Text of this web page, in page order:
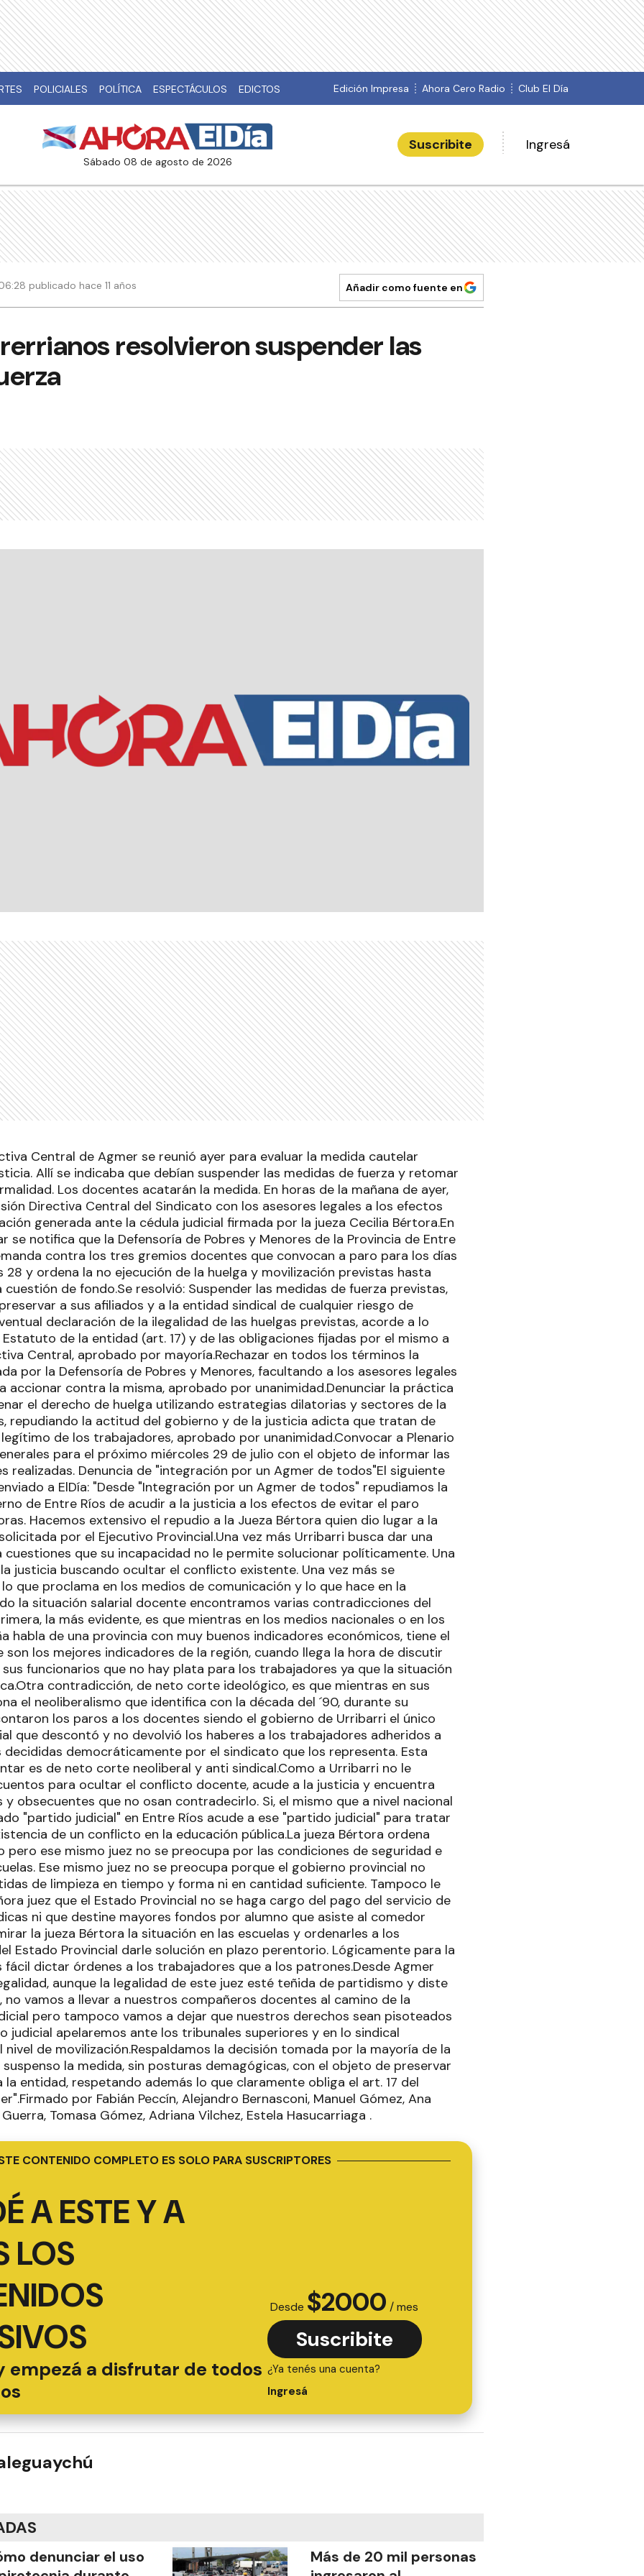
POLICIALES POLÍTICA ESPECTÁCULOS EDICTOS Edición Impresa Ahora Cero Radio Club El Día
sábado 08 de agosto de 2026
Suscribite Ingresá
publicado hace 11 años Añadir como fuente en
resolvieron suspender las
Central de Agmer se reunió ayer para evaluar la medida cautelar
Allí se indicaba que debían suspender las medidas de fuerza y retomar
Los docentes acatarán la medida. En horas de la mañana de ayer,
Directiva Central del Sindicato con los asesores legales a los efectos
generada ante la cédula judicial firmada por la jueza Cecilia Bértora.En
se notifica que la Defensoría de Pobres y Menores de la Provincia de Entre
contra los tres gremios docentes que convocan a paro para los días
28 y ordena la no ejecución de la huelga y movilización previstas hasta
de fondo.Se resolvió: Suspender las medidas de fuerza previstas,
a sus afiliados y a la entidad sindical de cualquier riesgo de
declaración de la ilegalidad de las huelgas previstas, acorde a lo
de la entidad (art. 17) y de las obligaciones fijadas por el mismo a
Central, aprobado por mayoría.Rechazar en todos los términos la
por la Defensoría de Pobres y Menores, facultando a los asesores legales
accionar contra la misma, aprobado por unanimidad.Denunciar la práctica
el derecho de huelga utilizando estrategias dilatorias y sectores de la
repudiando la actitud del gobierno y de la justicia adicta que tratan de
de los trabajadores, aprobado por unanimidad.Convocar a Plenario
para el próximo miércoles 29 de julio con el objeto de informar las
realizadas. Denuncia de "integración por un Agmer de todos"El siguiente
a ElDía: "Desde "Integración por un Agmer de todos" repudiamos la
de Entre Ríos de acudir a la justicia a los efectos de evitar el paro
Hacemos extensivo el repudio a la Jueza Bértora quien dio lugar a la
por el Ejecutivo Provincial.Una vez más Urribarri busca dar una
cuestiones que su incapacidad no le permite solucionar políticamente. Una
justicia buscando ocultar el conflicto existente. Una vez más se
que proclama en los medios de comunicación y lo que hace en la
la situación salarial docente encontramos varias contradicciones del
la más evidente, es que mientras en los medios nacionales o en los
habla de una provincia con muy buenos indicadores económicos, tiene el
son los mejores indicadores de la región, cuando llega la hora de discutir
funcionarios que no hay plata para los trabajadores ya que la situación
contradicción, de neto corte ideológico, es que mientras en sus
el neoliberalismo que identifica con la década del ´90, durante su
los paros a los docentes siendo el gobierno de Urribarri el único
que descontó y no devolvió los haberes a los trabajadores adheridos a
decididas democráticamente por el sindicato que los representa. Esta
es de neto corte neoliberal y anti sindical.Como a Urribarri no le
para ocultar el conflicto docente, acude a la justicia y encuentra
obsecuentes que no osan contradecirlo. Si, el mismo que a nivel nacional
"partido judicial" en Entre Ríos acude a ese "partido judicial" para tratar
de un conflicto en la educación pública.La jueza Bértora ordena
pero ese mismo juez no se preocupa por las condiciones de seguridad e
Ese mismo juez no se preocupa porque el gobierno provincial no
de limpieza en tiempo y forma ni en cantidad suficiente. Tampoco le
juez que el Estado Provincial no se haga cargo del pago del servicio de
ni que destine mayores fondos por alumno que asiste al comedor
la jueza Bértora la situación en las escuelas y ordenarles a los
Estado Provincial darle solución en plazo perentorio. Lógicamente para la
fácil dictar órdenes a los trabajadores que a los patrones.Desde Agmer
aunque la legalidad de este juez esté teñida de partidismo y diste
no vamos a llevar a nuestros compañeros docentes al camino de la
pero tampoco vamos a dejar que nuestros derechos sean pisoteados
judicial apelaremos ante los tribunales superiores y en lo sindical
de movilización.Respaldamos la decisión tomada por la mayoría de la
la medida, sin posturas demagógicas, con el objeto de preservar
la entidad, respetando además lo que claramente obliga el art. 17 del
por Fabián Peccín, Alejandro Bernasconi, Manuel Gómez, Ana
Tomasa Gómez, Adriana Vilchez, Estela Hasucarriaga .
CONTENIDO COMPLETO ES SOLO PARA SUSCRIPTORES
A ESTE Y A
LOS
empezá a disfrutar de todos
Desde $2000 / mes
Suscribite
¿Ya tenés una cuenta?
Ingresá
denunciar el uso
Más de 20 mil personas